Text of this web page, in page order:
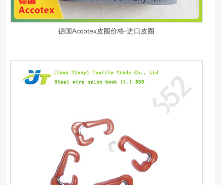
德国Accotex皮圈价格-进口皮圈